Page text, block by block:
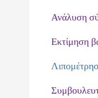
Ανάλυση
Εκτίμηση